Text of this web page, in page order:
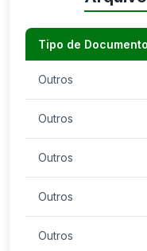
Tipo de Documento
Outros
Outros
Outros
Outros
Outros